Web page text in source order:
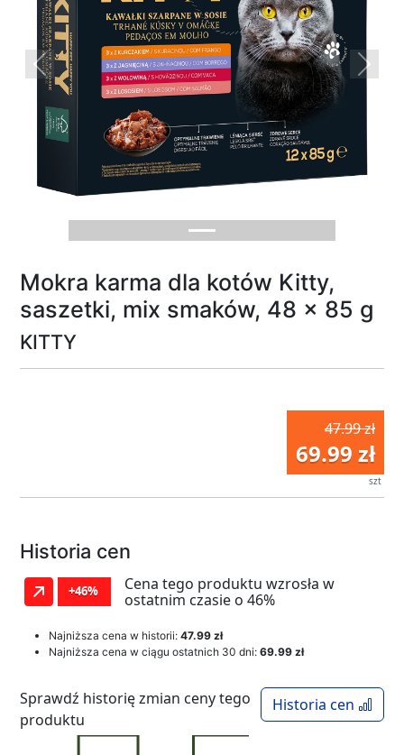
Previous Next
Mokra karma dla kotów Kitty,
saszetki, mix smaków, 48 x 85 g
KITTY
47.99 zł
69.99 zł
szt
Historia cen
+46%
Cena tego produktu wzrosła w
ostatnim czasie o 46%
Najniższa cena w historii: 47.99 zł
Najniższa cena w ciągu ostatnich 30 dni: 69.99 zł
Historia cen
Sprawdź historię zmian ceny tego
produktu